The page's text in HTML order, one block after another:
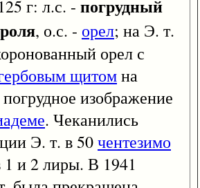
г: л.с. - погрудный
, о.с. - орел; на Э. т.
орел с
щитомна
изображение
. Чеканились
Э. т. в 50чентезимо
1 и 2 лиры. В 1941